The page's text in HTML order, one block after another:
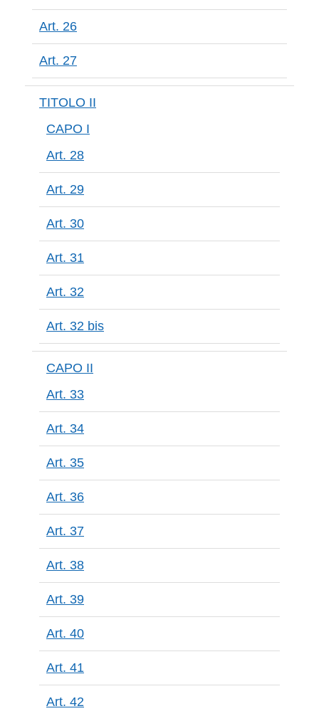
Art. 26
Art. 27
TITOLO II
CAPO I
Art. 28
Art. 29
Art. 30
Art. 31
Art. 32
Art. 32 bis
CAPO II
Art. 33
Art. 34
Art. 35
Art. 36
Art. 37
Art. 38
Art. 39
Art. 40
Art. 41
Art. 42